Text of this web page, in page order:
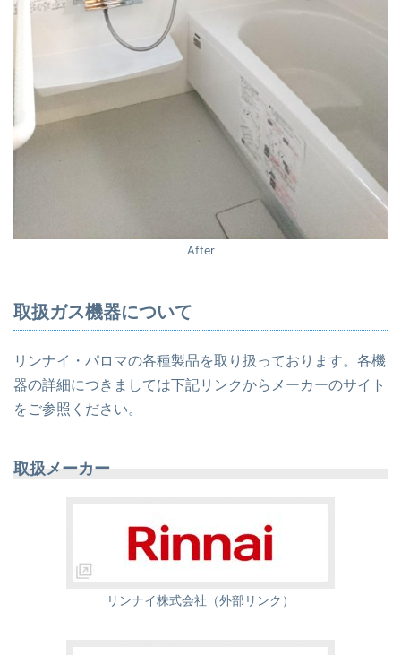
After
取扱ガス機器について
リンナイ・パロマの各種製品を取り扱っております。各機
器の詳細につきましては下記リンクからメーカーのサイト
をご参照ください。
取扱メーカー
リンナイ株式会社（外部リンク）